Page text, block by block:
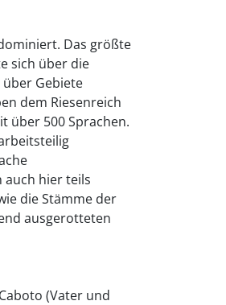
Das größte
sich über die
über Gebiete
dem Riesenreich
über 500 Sprachen.
auch hier teils
die Stämme der
ausgerotteten
(Vater und